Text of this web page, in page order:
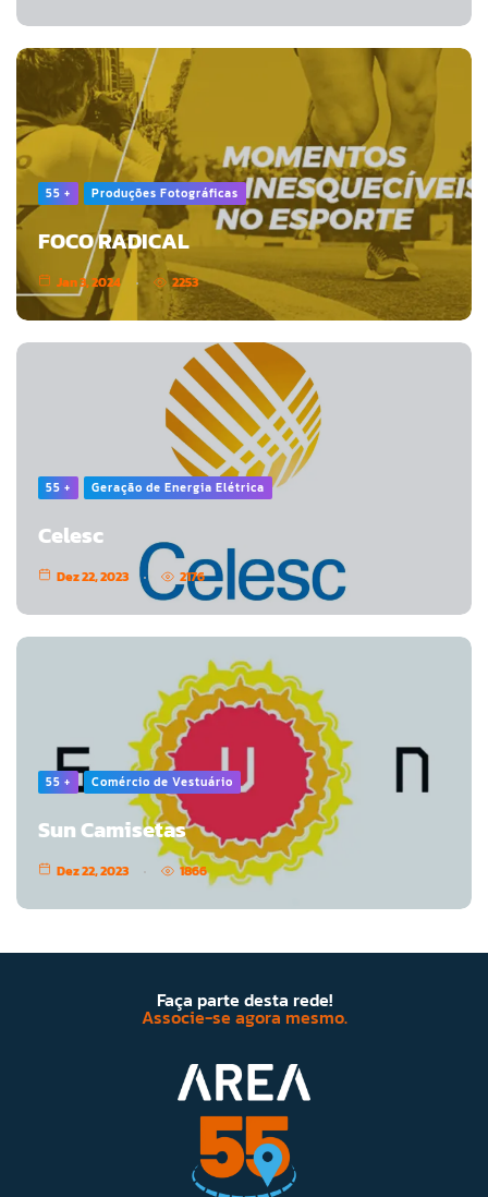
55 + Produções Fotográficas
FOCO RADICAL
Jan 3, 2024 2253
55 + Geração de Energia Elétrica
Celesc
Dez 22, 2023 2176
55 + Comércio de Vestuário
Sun Camisetas
Dez 22, 2023 1866
Faça parte desta rede!
Associe-se agora mesmo.